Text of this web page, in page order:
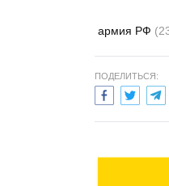
армия РФ
ПОДЕЛИТЬСЯ: